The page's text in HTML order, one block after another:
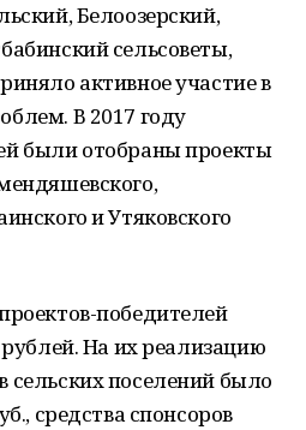
Белоозерский,
сельсоветы,
активное участие в
В 2017 году
были отобраны проекты
и Утяковского
победителей
На их реализацию
поселений было
средства спонсоров